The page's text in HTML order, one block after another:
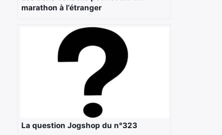
marathon à l’étranger
La question Jogshop du n°323